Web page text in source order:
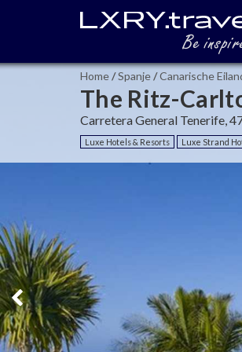
Home/Spanje/Canarische
The Ritz-
Carretera General Tenerife,
Luxe Hotels & Resorts Luxe Strand